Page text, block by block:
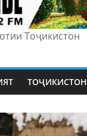
Тоҷикистон
ТОҶИКИСТОН